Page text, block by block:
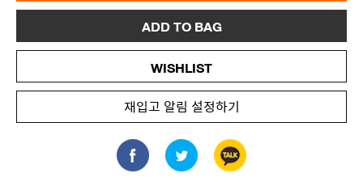
ADD TO BAG
WISHLIST
재입고 알림 설정하기